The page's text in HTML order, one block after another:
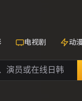
电视剧 动